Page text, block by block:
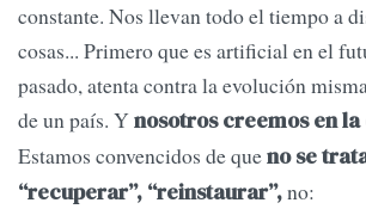
constante. Nos llevan todo el tiempo a
cosas... Primero que es artificial en el
pasado, atenta contra la evolución
de un país. Ynosotros creemos en
Estamos convencidos de queno se
“recuperar”, “reinstaurar”,no: